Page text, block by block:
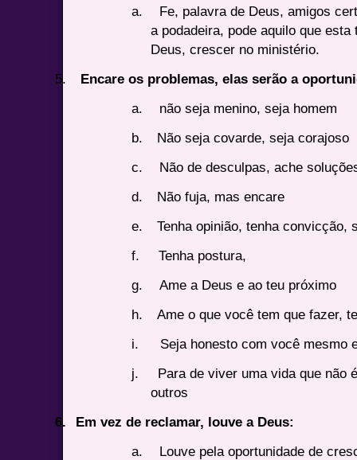
a.
Fe, palavra de Deus, amigos
a podadeira, pode aquilo que
Deus, crescer no ministério.
5.
Encare os problemas, elas serão a
a.
não seja menino, seja homem
b.
Não seja covarde, seja corajoso
c.
Não de desculpas, ache
d.
Não fuja, mas encare
e.
Tenha opinião, tenha convicção,
f.
Tenha postura,
g.
Ame a Deus e ao teu próximo
h.
Ame o que você tem que fazer,
i.
Seja honesto com você mesmo
j.
Para de viver uma vida que não
outros
6.
Em vez de reclamar, louve a Deus:
a.
Louve pela oportunidade de